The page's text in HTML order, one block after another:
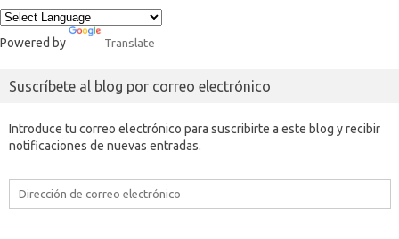
Powered by Translate
Suscríbete al blog por correo electrónico
Introduce tu correo electrónico para suscribirte a este blog y recibir
notificaciones de nuevas entradas.
Dirección